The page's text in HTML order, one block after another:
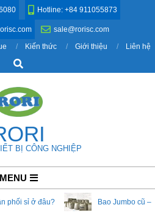
Hotline: +84 911055873
sale@rorisc.com
Kiến thức Giới thiệu
Liên hệ
Search
BỊ CÔNG NGHIỆP
MENU
phối sỉ ở đâu? Bao Jumbo cũ –